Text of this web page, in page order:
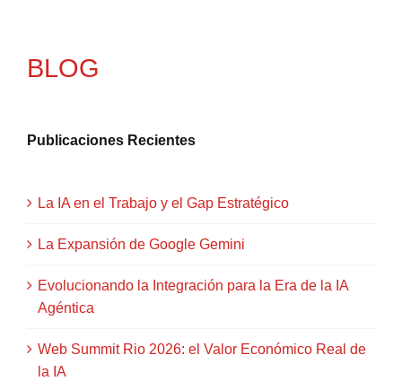
BLOG
Publicaciones Recientes
La IA en el Trabajo y el Gap Estratégico
La Expansión de Google Gemini
Evolucionando la Integración para la Era de la IA
Agéntica
Web Summit Rio 2026: el Valor Económico Real de
la IA